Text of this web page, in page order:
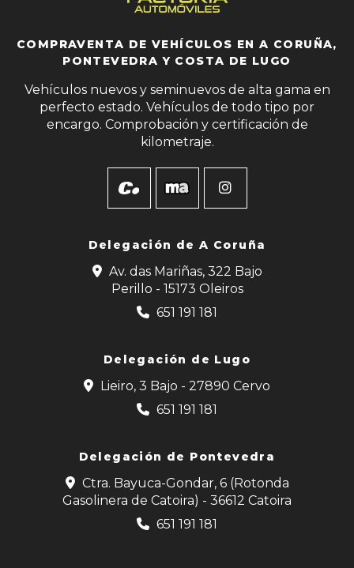
COMPRAVENTA DE VEHÍCULOS EN A CORUÑA,
PONTEVEDRA Y COSTA DE LUGO
Vehículos nuevos y seminuevos de alta gama en
perfecto estado. Vehículos de todo tipo por
encargo. Comprobación y certificación de
kilometraje.
Delegación deA Coruña
Av. das Mariñas, 322 Bajo
Perillo - 15173 Oleiros
651 191 181
Delegación de Lugo
Lieiro, 3 Bajo - 27890 Cervo
651 191 181
Delegación de Pontevedra
Ctra. Bayuca-Gondar, 6 (Rotonda
Gasolinera de Catoira) - 36612 Catoira
651 191 181